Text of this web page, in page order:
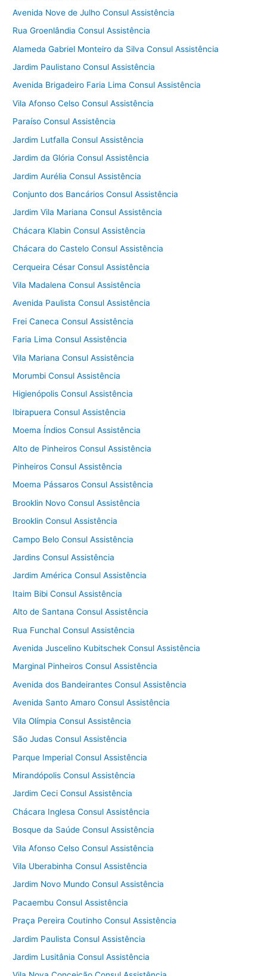
Avenida Nove de Julho Consul Assistência
Rua Groenlândia Consul Assistência
Alameda Gabriel Monteiro da Silva Consul Assistência
Jardim Paulistano Consul Assistência
Avenida Brigadeiro Faria Lima Consul Assistência
Vila Afonso Celso Consul Assistência
Paraíso Consul Assistência
Jardim Lutfalla Consul Assistência
Jardim da Glória Consul Assistência
Jardim Aurélia Consul Assistência
Conjunto dos Bancários Consul Assistência
Jardim Vila Mariana Consul Assistência
Chácara Klabin Consul Assistência
Chácara do Castelo Consul Assistência
Cerqueira César Consul Assistência
Vila Madalena Consul Assistência
Avenida Paulista Consul Assistência
Frei Caneca Consul Assistência
Faria Lima Consul Assistência
Vila Mariana Consul Assistência
Morumbi Consul Assistência
Higienópolis Consul Assistência
Ibirapuera Consul Assistência
Moema Índios Consul Assistência
Alto de Pinheiros Consul Assistência
Pinheiros Consul Assistência
Moema Pássaros Consul Assistência
Brooklin Novo Consul Assistência
Brooklin Consul Assistência
Campo Belo Consul Assistência
Jardins Consul Assistência
Jardim América Consul Assistência
Itaim Bibi Consul Assistência
Alto de Santana Consul Assistência
Rua Funchal Consul Assistência
Avenida Juscelino Kubitschek Consul Assistência
Marginal Pinheiros Consul Assistência
Avenida dos Bandeirantes Consul Assistência
Avenida Santo Amaro Consul Assistência
Vila Olímpia Consul Assistência
São Judas Consul Assistência
Parque Imperial Consul Assistência
Mirandópolis Consul Assistência
Jardim Ceci Consul Assistência
Chácara Inglesa Consul Assistência
Bosque da Saúde Consul Assistência
Vila Afonso Celso Consul Assistência
Vila Uberabinha Consul Assistência
Jardim Novo Mundo Consul Assistência
Pacaembu Consul Assistência
Praça Pereira Coutinho Consul Assistência
Jardim Paulista Consul Assistência
Jardim Lusitânia Consul Assistência